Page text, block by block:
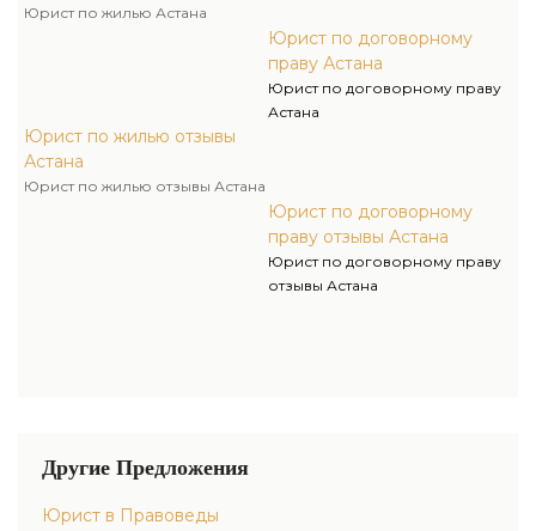
Юрист по жилью Астана
Юрист по жилью отзывы
Астана
Юрист по жилью отзывы Астана
Юрист по договорному
праву Астана
Юрист по договорному праву
Астана
Юрист по договорному
праву отзывы Астана
Юрист по договорному праву
отзывы Астана
Другие Предложения
Юрист в Правоведы